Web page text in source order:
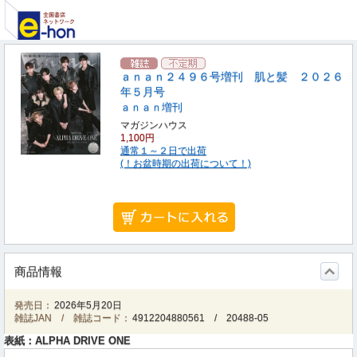
ａｎａｎ２４９６号増刊 肌と髪 ２０２６
年５月号
ａｎａｎ増刊
マガジンハウス
1,100円
通常１～２日で出荷
(！お盆時期の出荷について！)
商品情報
発売日： 2026年5月20日
雑誌JAN / 雑誌コード： 4912204880561 /20488-05
表紙：ALPHA DRIVE ONE